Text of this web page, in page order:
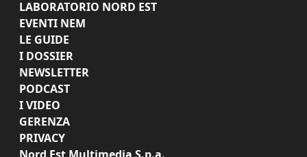
LABORATORIO NORD EST
EVENTI NEM
LE GUIDE
I DOSSIER
NEWSLETTER
PODCAST
I VIDEO
GERENZA
PRIVACY